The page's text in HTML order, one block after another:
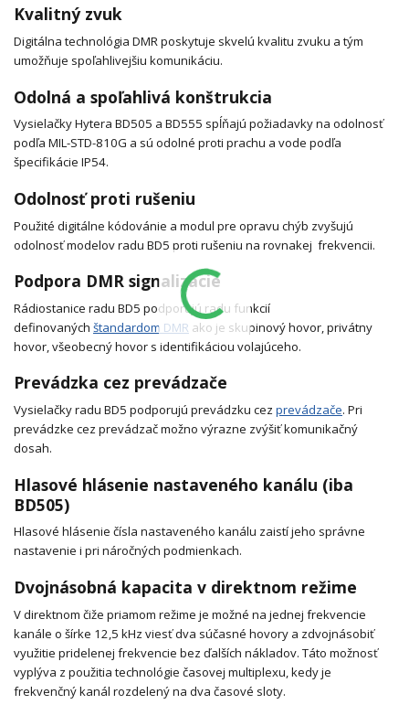
Kvalitný zvuk
Digitálna technológia DMR poskytuje skvelú kvalitu zvuku a tým
umožňuje spoľahlivejšiu komunikáciu.
Odolná a spoľahlivá konštrukcia
Vysielačky Hytera BD505 a BD555 spĺňajú požiadavky na odolnosť
podľa MIL-STD-810G a sú odolné proti prachu a vode podľa
špecifikácie IP54.
Odolnosť proti rušeniu
Použité digitálne kódovánie a modul pre opravu chýb zvyšujú
odolnosť modelov radu BD5 proti rušeniu na rovnakej frekvencii.
Podpora DMR signalizácie
Rádiostanice radu BD5 podporujú radu funkcií
definovaných štandardom DMR ako je skupinový hovor, privátny
hovor, všeobecný hovor s identifikáciou volajúceho.
Prevádzka cez prevádzače
Vysielačky radu BD5 podporujú prevádzku cez prevádzače. Pri
prevádzke cez prevádzač možno výrazne zvýšiť komunikačný
dosah.
Hlasové hlásenie nastaveného kanálu (iba
BD505)
Hlasové hlásenie čísla nastaveného kanálu zaistí jeho správne
nastavenie i pri náročných podmienkach.
Dvojnásobná kapacita v direktnom režime
V direktnom čiže priamom režime je možné na jednej frekvencie
kanále o šírke 12,5 kHz viesť dva súčasné hovory a zdvojnásobiť
využitie pridelenej frekvencie bez ďalších nákladov. Táto možnosť
vyplýva z použitia technológie časovej multiplexu, kedy je
frekvenčný kanál rozdelený na dva časové sloty.